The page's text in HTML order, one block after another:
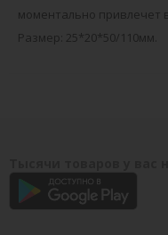
моментально привлечет
Размер: 25*20*50/110мм.